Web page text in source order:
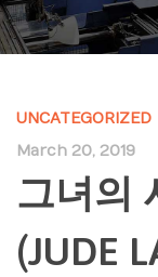
UNCATEGORIZED
March 20, 2019
그녀의
(JUDE